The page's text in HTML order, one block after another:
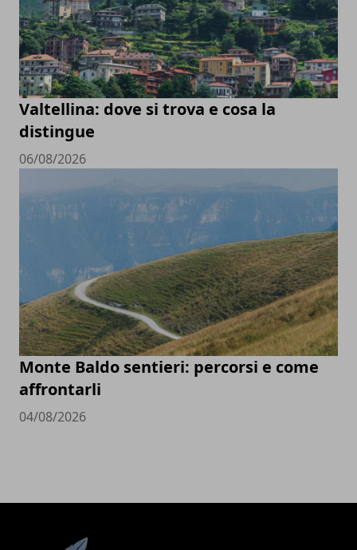
Valtellina: dove si trova e cosa la
distingue
06/08/2026
Monte Baldo sentieri: percorsi e come
affrontarli
04/08/2026